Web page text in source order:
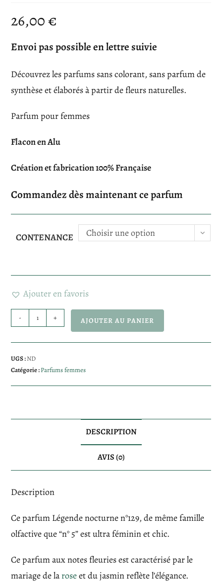
26,00€
Envoi pas possible en lettre suivie
Découvrez les parfums sans colorant, sans parfum de
synthèse et élaborés à partir de fleurs naturelles.
Parfum pour femmes
Flacon en Alu
Création et fabrication 100% Française
Commandez dès maintenant ce parfum
CONTENANCE Choisir une option
Ajouter en favoris
- + AJOUTER AU PANIER
A
l
t
e
n
i
e
:
UGS :ND
Catégorie :Parfums femmes
DESCRIPTION
AVIS (0)
Description
Ce parfum Légende nocturne n°129, de même famille
olfactive que “n° 5” est ultra féminin et chic.
Ce parfum aux notes fleuries est caractérisé par le
mariage de laroseet du jasmin reflète l’élégance.